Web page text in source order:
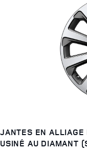
JANTES EN
USINÉ AU DIAMANT